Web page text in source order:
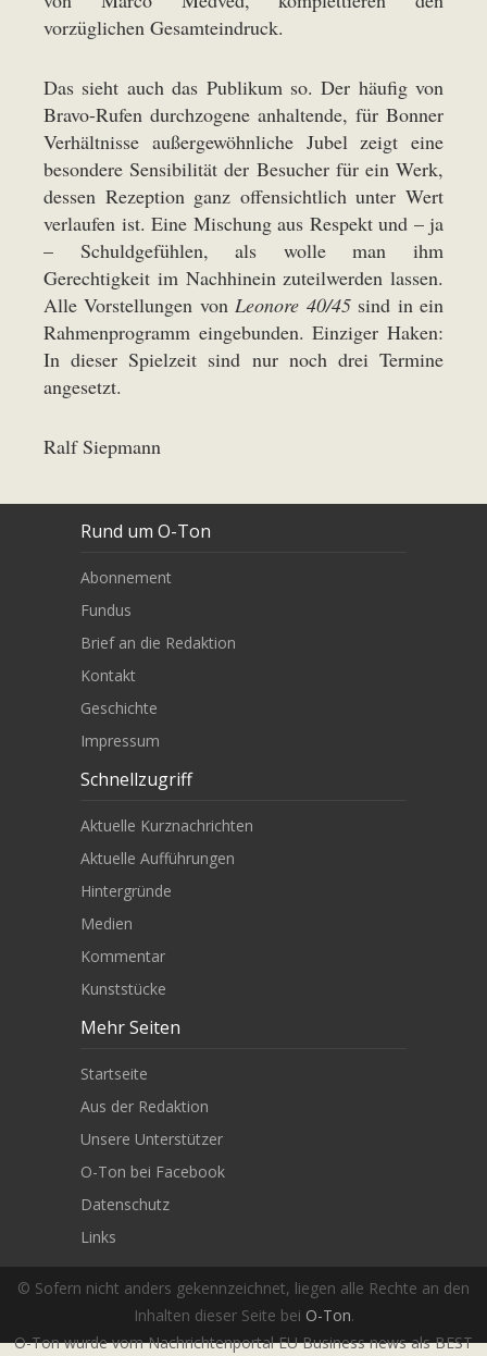
vorzüglichen Gesamteindruck.
Das sieht auch das Publikum so. Der häufig von
Bravo-Rufen durchzogene anhaltende, für Bonner
Verhältnisse außergewöhnliche Jubel zeigt eine
besondere Sensibilität der Besucher für ein Werk,
dessen Rezeption ganz offensichtlich unter Wert
verlaufen ist. Eine Mischung aus Respekt und – ja
– Schuldgefühlen, als wolle man ihm
Gerechtigkeit im Nachhinein zuteilwerden lassen.
Alle Vorstellungen vonLeonore 40/45sind in ein
Rahmenprogramm eingebunden. Einziger Haken:
In dieser Spielzeit sind nur noch drei Termine
angesetzt.
Ralf Siepmann
© Sofern nicht anders gekennzeichnet, liegen alle Rechte an den
Inhalten dieser Seite bei O-Ton.
O-Ton wurde vom Nachrichtenportal EU Business news als BEST
Rund um O-Ton
Abonnement
Fundus
Brief an die Redaktion
Kontakt
Geschichte
Impressum
Schnellzugriff
Aktuelle Kurznachrichten
Aktuelle Aufführungen
Hintergründe
Medien
Kommentar
Kunststücke
Mehr Seiten
Startseite
Aus der Redaktion
Unsere Unterstützer
O-Ton bei Facebook
Datenschutz
Links